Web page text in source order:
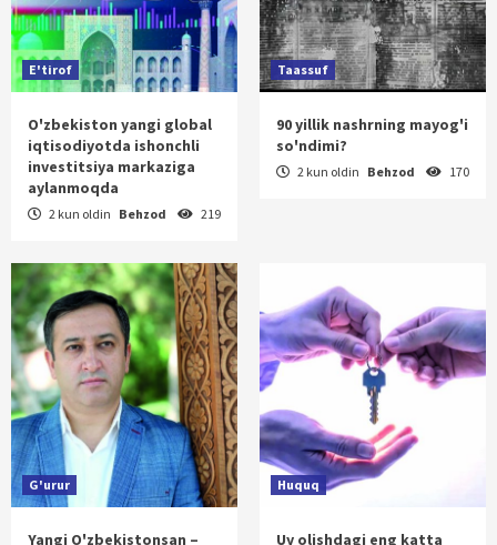
E'tirof
O'zbekiston yangi global
iqtisodiyotda ishonchli
investitsiya markaziga
aylanmoqda
2 kun oldin Behzod 219
Taassuf
90 yillik nashrning mayog'i
so'ndimi?
2 kun oldin Behzod 170
G'urur
Yangi O'zbekistonsan –
Huquq
Uy olishdagi eng katta